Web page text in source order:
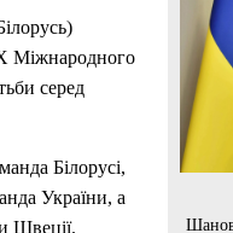
Міжнародного
серед
Білорусі,
України, а
Швеції.